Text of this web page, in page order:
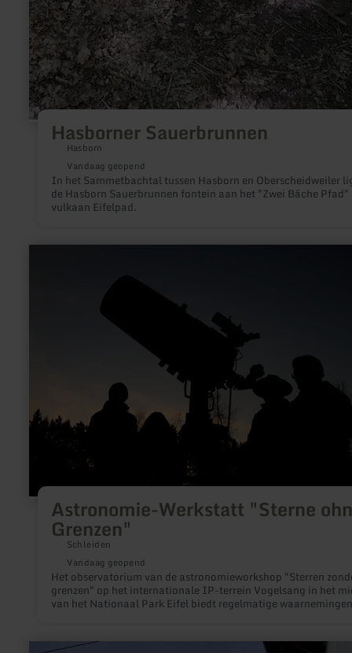
Hasborner Sauerbrunnen
Hasborn
Vandaag geopend
In het Sammetbachtal tussen Hasborn en Oberscheidweiler
de Hasborn Sauerbrunnen fontein aan het "Zwei Bäche Pfad"
vulkaan Eifelpad.
Astronomie-Werkstatt "Sterne
Grenzen"
Schleiden
Vandaag geopend
Het observatorium van de astronomieworkshop "Sterren
grenzen" op het internationale IP-terrein Vogelsang in het
van het Nationaal Park Eifel biedt regelmatige